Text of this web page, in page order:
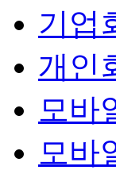
기업
개인
모바
모바